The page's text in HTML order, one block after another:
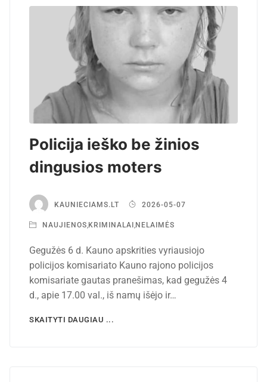
Policija ieško be žinios
dingusios moters
KAUNIECIAMS.LT 2026-05-07
NAUJIENOS,KRIMINALAI ,NELAIMĖS
Gegužės 6 d. Kauno apskrities vyriausiojo
policijos komisariato Kauno rajono policijos
komisariate gautas pranešimas, kad gegužės 4
d., apie 17.00 val., iš namų išėjo ir…
SKAITYTI DAUGIAU ...